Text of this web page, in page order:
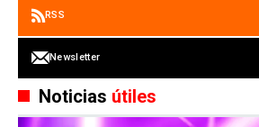
RSS
Newsletter
Noticias útiles